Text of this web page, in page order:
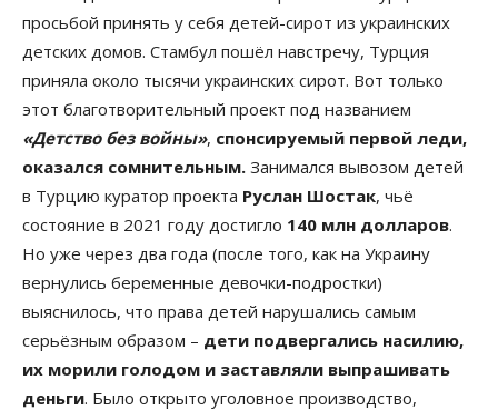
просьбой принять у себя детей-сирот из украинских
детских домов. Стамбул пошёл навстречу, Турция
приняла около тысячи украинских сирот. Вот только
этот благотворительный проект под названием
«Детство без войны», спонсируемый первой леди,
оказался сомнительным. Занимался вывозом детей
в Турцию куратор проекта Руслан Шостак, чьё
состояние в 2021 году достигло 140 млн долларов.
Но уже через два года (после того, как на Украину
вернулись беременные девочки-подростки)
выяснилось, что права детей нарушались самым
серьёзным образом – дети подвергались насилию,
их морили голодом и заставляли выпрашивать
деньги. Было открыто уголовное производство,